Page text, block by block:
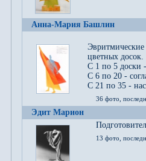
Анна-Мария Башлин
цветных досок.
С 1 по 5 доски
С 6 по 20 -
С 21 по 35 -
36 фото,
Эдит Марион
13 фото,